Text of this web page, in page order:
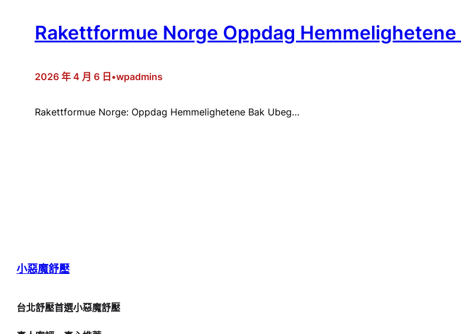
Rakettformue Norge Oppdag
2026 年 4 月 6 日•wpadmins
Rakettformue Norge: Oppdag Hemmelighetene Bak Ubeg…
小惡魔舒壓
台北舒壓首選小惡魔舒壓